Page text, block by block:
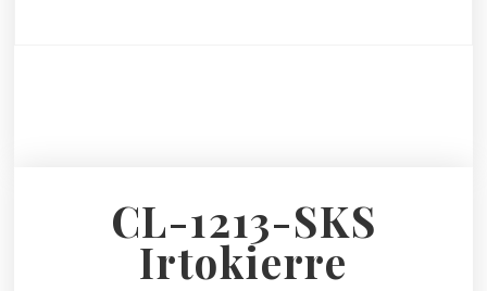
CL-1213-SKS
Irtokierre